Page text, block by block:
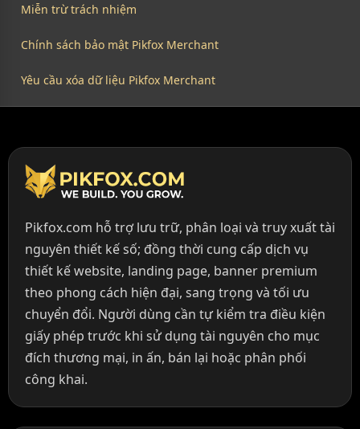
Miễn trừ trách nhiệm
Chính sách bảo mật Pikfox Merchant
Yêu cầu xóa dữ liệu Pikfox Merchant
Pikfox.com hỗ trợ lưu trữ, phân loại và truy xuất tài
nguyên thiết kế số; đồng thời cung cấp dịch vụ
thiết kế website, landing page, banner premium
theo phong cách hiện đại, sang trọng và tối ưu
chuyển đổi. Người dùng cần tự kiểm tra điều kiện
giấy phép trước khi sử dụng tài nguyên cho mục
đích thương mại, in ấn, bán lại hoặc phân phối
công khai.